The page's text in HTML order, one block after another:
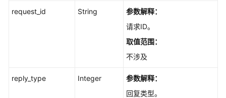
request_id String
参数解释：
请求ID。
取值范围：
不涉及
reply_type Integer
参数解释：
回复类型。